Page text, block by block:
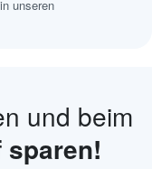
unseren
und beim
sparen!